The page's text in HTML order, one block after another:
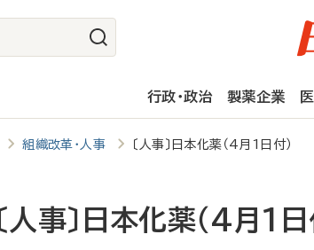
行政・政治 製薬企業
組織改革・人事 〔人事〕日本化薬（4月1日付）
〔人事〕日本化薬（4月1日